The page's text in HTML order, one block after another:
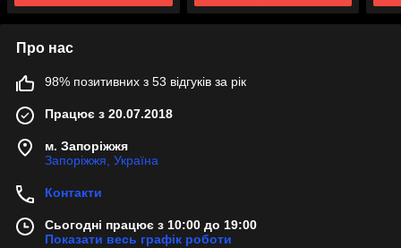
Про нас
98% позитивних з 53 відгуків за рік
Працює з 20.07.2018
м. Запоріжжя
Запоріжжя, Україна
Контакти
Сьогодні працює з 10:00 до 19:00
Показати весь графік роботи